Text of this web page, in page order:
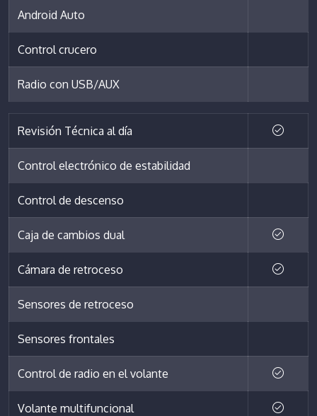
Android Auto
Control crucero
Radio con USB/AUX
Revisión Técnica al día
Control electrónico de estabilidad
Control de descenso
Caja de cambios dual
Cámara de retroceso
Sensores de retroceso
Sensores frontales
Control de radio en el volante
Volante multifuncional